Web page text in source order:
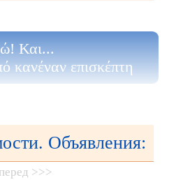
Και...
κανέναν επισκέπτη
Объявления:
>>>